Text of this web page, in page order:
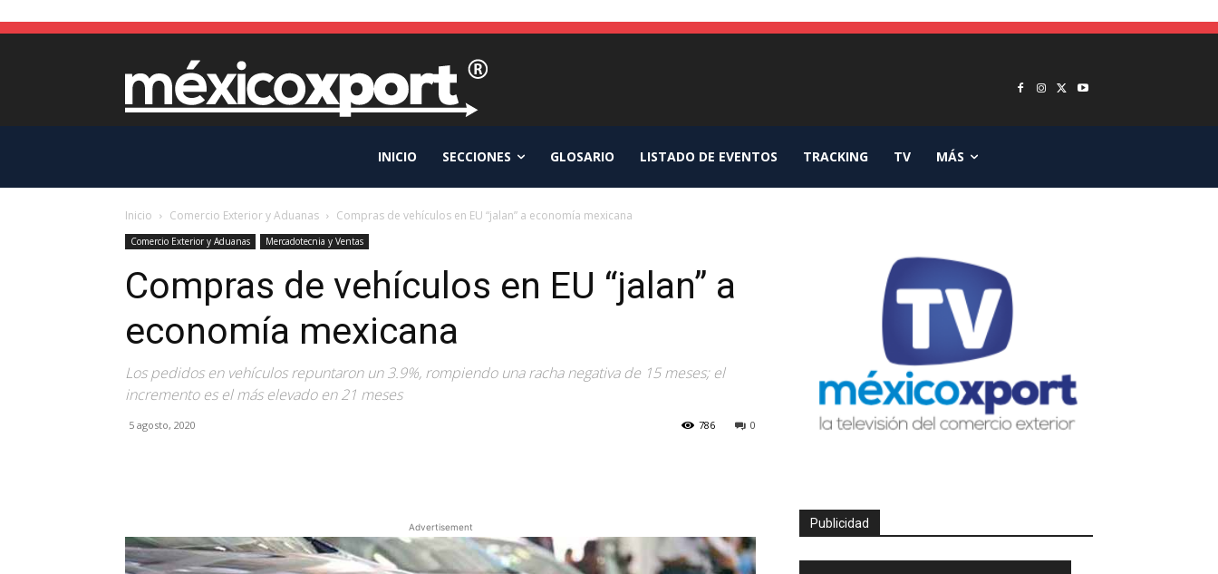
INICIO SECCIONES GLOSARIO LISTADO DE EVENTOS TRACKING TV MÁS
Inicio Comercio Exterior y Aduanas Compras de vehículos en EU “jalan” a economía mexicana
Comercio Exterior y Aduanas Mercadotecnia y Ventas
Compras de vehículos en EU “jalan” a
economía mexicana
Los pedidos en vehículos repuntaron un 3.9%, rompiendo una racha negativa de 15 meses; el
incremento es el más elevado en 21 meses
5 agosto, 2020 0
786
Advertisement Publicidad